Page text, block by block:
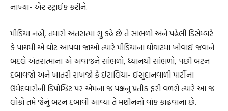
નાખ્યા- એર સ્ટ્રાઈક કરીને.
મીડિયા નહીં, તમારો અંતરાત્મા શું કહે છે તે સાંભળો અને પહેલી ડિસેમ્બરે
કે પાંચમી એ વોટ આપવા જાઓ ત્યારે મીડિયાના ઘોંઘાટમાં ખોવાઈ જવાને
બદલે અંતરાત્માના એ અવાજને સાંભળો, ધ્યાનથી સાંભળો, પછી બટન
દબાવજો અને ખાતરી રાખજો કે ઈટાલિયા- ઈસુદાનવાળી પાર્ટીના
ઉમેદવારોની ડિપોઝિટ પર એમના જ પક્ષનું પ્રતીક ફરી વળશે ત્યારે આ જ
લોકો તમે જેનું બટન દબાવી આવ્યા તે મશીનનો વાંક કાઢવાના છે.